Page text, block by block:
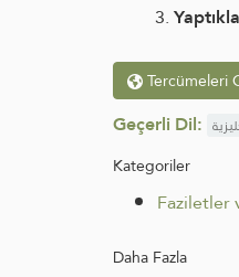
Tercümeleri
Geçerli Dil:
Kategoriler
Faziletler
Daha Fazla